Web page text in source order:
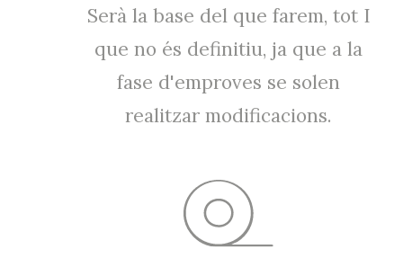
Serà la base del que farem, tot I
que no és definitiu, ja que a la
fase d'emproves se solen
realitzar modificacions.